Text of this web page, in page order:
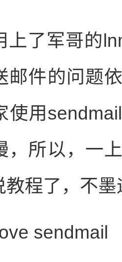
上了军哥的
邮件的问题
使用
，所以，一
教程了，不墨
sendmail